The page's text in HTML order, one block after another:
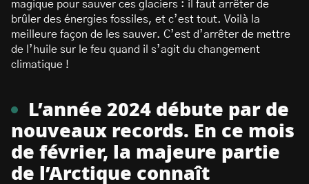
magique pour sauver ces glaciers : il faut arrêter de
brûler des énergies fossiles, et c’est tout. Voilà la
meilleure façon de les sauver. C’est d’arrêter de mettre
de l’huile sur le feu quand il s’agit du changement
climatique !
L’année 2024 débute par de
nouveaux records. En ce mois
de février, la majeure partie
de l’Arctique connaît